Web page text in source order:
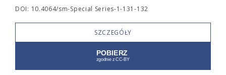
DOI: 10.4064/sm-Special Series-1-131-132
SZCZEGÓŁY